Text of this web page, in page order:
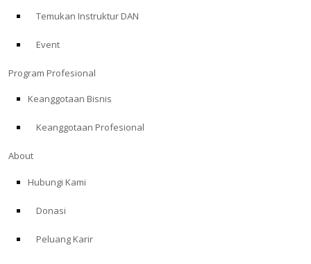
Temukan Instruktur DAN
Event
Program Profesional
Keanggotaan Bisnis
Keanggotaan Profesional
About
Hubungi Kami
Donasi
Peluang Karir